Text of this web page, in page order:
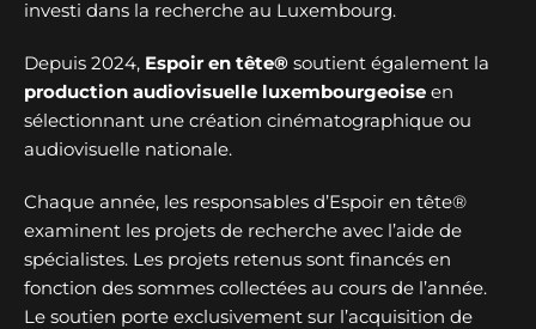
investi dans la recherche au Luxembourg.
Depuis 2024, Espoir en tête® soutient également la
production audiovisuelle luxembourgeoise en
sélectionnant une création cinématographique ou
audiovisuelle nationale.
Chaque année, les responsables d’Espoir en tête®
examinent les projets de recherche avec l’aide de
spécialistes. Les projets retenus sont financés en
fonction des sommes collectées au cours de l’année.
Le soutien porte exclusivement sur l’acquisition de